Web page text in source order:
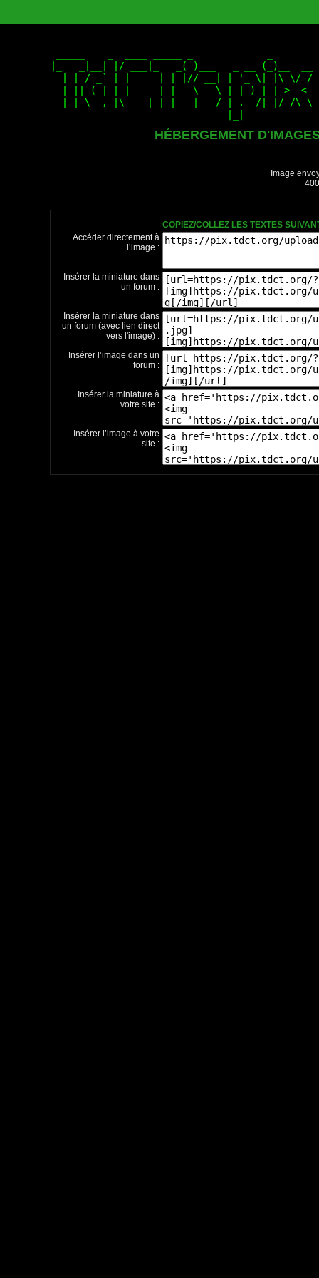
HÉBERGEMENT
Image
COPIEZ/COLLEZ LES TEXTES
Accéder directement à
l’image :
Insérer la miniature dans
un forum :
Insérer la miniature dans
un forum (avec lien direct
vers l'image) :
Insérer l’image dans un
forum :
Insérer la miniature à
votre site :
Insérer l’image à votre
site :